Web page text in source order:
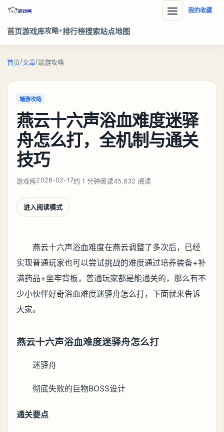
首页游戏库攻略 排行榜搜索站点地图
我的收藏
首页/文章/端游攻略
端游攻略
燕云十六声浴血难度迷驿
舟怎么打，全机制与通关
技巧
游戏熊2026-02-17约 1 分钟阅读45,832 阅读
进入阅读模式
燕云十六声浴血难度在燕云调整了多次后，已经
实现普通玩家也可以尝试挑战的难度通过培养装备+补
满药品+坐牢背板，普通玩家都是能通关的，那么有不
少小伙伴好奇浴血难度迷驿舟怎么打，下面就来告诉
大家。
燕云十六声浴血难度迷驿舟怎么打
迷驿舟
彻底失败的巨物BOSS设计
通关要点